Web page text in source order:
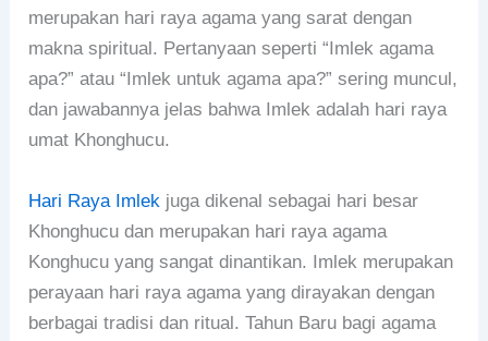
merupakan hari raya agama yang sarat dengan
makna spiritual. Pertanyaan seperti “Imlek agama
apa?” atau “Imlek untuk agama apa?” sering muncul,
dan jawabannya jelas bahwa Imlek adalah hari raya
umat Khonghucu.
Hari Raya Imlek juga dikenal sebagai hari besar
Khonghucu dan merupakan hari raya agama
Konghucu yang sangat dinantikan. Imlek merupakan
perayaan hari raya agama yang dirayakan dengan
berbagai tradisi dan ritual. Tahun Baru bagi agama